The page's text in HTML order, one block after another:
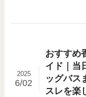
おすすめ
イド｜当
ッグバス
スレを楽
2025
6/02